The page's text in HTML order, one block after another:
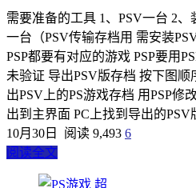
需要准备的工具 1、PSV一台 2、
一台（PSV传输存档用 需安装
PSP都要有对应的游戏 PSP要用
未验证 导出PSV版存档 按下图
出PSV上的PS游戏存档 用PSP修
出到主界面 PC上找到导出的PSV
10月30日
阅读 9,493 6
阅读全文